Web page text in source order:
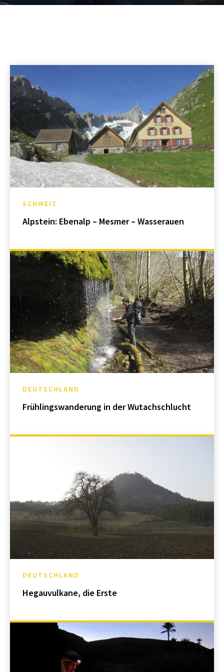
SCHWEIZ
Alpstein: Ebenalp – Mesmer – Wasserauen
DEUTSCHLAND
Frühlingswanderung in der Wutachschlucht
DEUTSCHLAND
Hegauvulkane, die Erste